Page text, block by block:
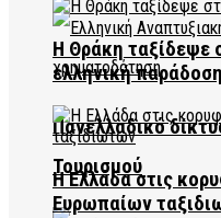
Πανελλαδικό
Τουρισμού
Η Θράκη ταξίδεψε
ελληνική παράδοση
Η Ελλάδα στις
Ευρωπαίων